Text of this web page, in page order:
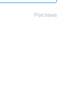
Реклама